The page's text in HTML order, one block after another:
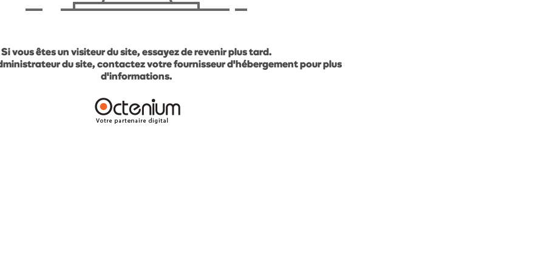
Si vous êtes un visiteur du site, essayez de revenir plus tard.
du site, contactez votre fournisseur d'hébergement pour plus
d'informations.